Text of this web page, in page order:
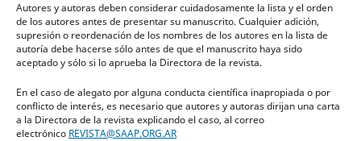
Autores y autoras deben considerar cuidadosamente la lista y el orden
de los autores antes de presentar su manuscrito. Cualquier adición,
supresión o reordenación de los nombres de los autores en la lista de
autoría debe hacerse sólo antes de que el manuscrito haya sido
aceptado y sólo si lo aprueba la Directora de la revista.
En el caso de alegato por alguna conducta científica inapropiada o por
conflicto de interés, es necesario que autores y autoras dirijan una carta
a la Directora de la revista explicando el caso, al correo
electrónico REVISTA@SAAP.ORG.AR